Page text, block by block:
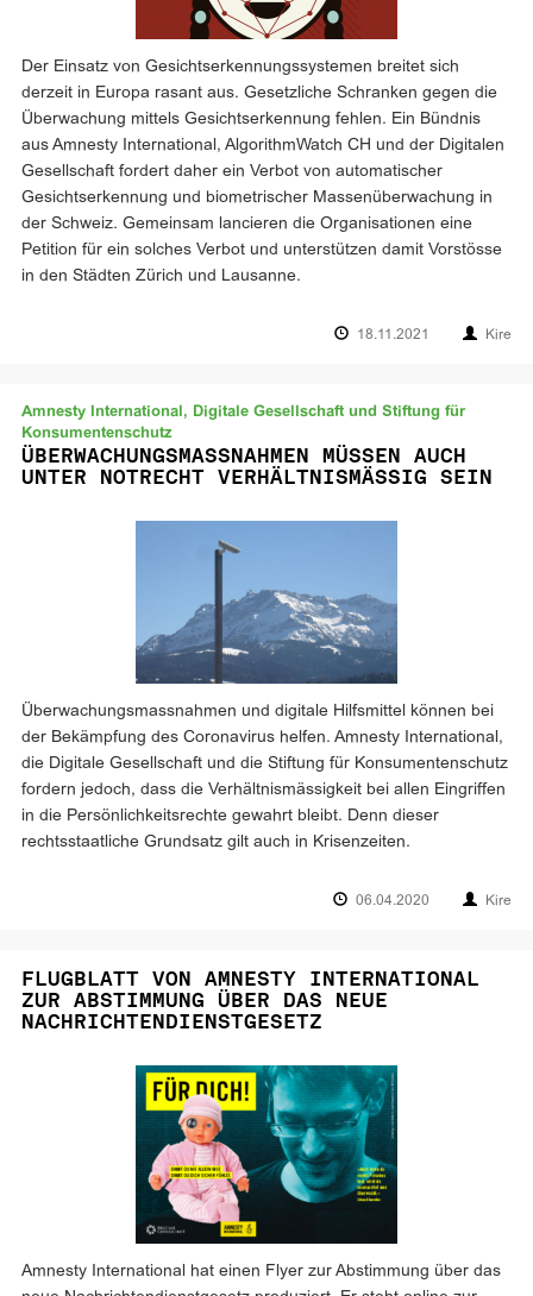
Der Einsatz von Gesichtserkennungssystemen breitet sich
derzeit in Europa rasant aus. Gesetzliche Schranken gegen die
Überwachung mittels Gesichtserkennung fehlen. Ein Bündnis
aus Amnesty International, AlgorithmWatch CH und der Digitalen
Gesellschaft fordert daher ein Verbot von automatischer
Gesichtserkennung und biometrischer Massenüberwachung in
der Schweiz. Gemeinsam lancieren die Organisationen eine
Petition für ein solches Verbot und unterstützen damit Vorstösse
in den Städten Zürich und Lausanne.
18.11.2021 Kire
Amnesty International, Digitale Gesellschaft und Stiftung für
Konsumentenschutz
ÜBERWACHUNGSMASSNAHMEN MÜSSEN AUCH
UNTER NOTRECHT VERHÄLTNISMÄSSIG SEIN
Überwachungsmassnahmen und digitale Hilfsmittel können bei
der Bekämpfung des Coronavirus helfen. Amnesty International,
die Digitale Gesellschaft und die Stiftung für Konsumentenschutz
fordern jedoch, dass die Verhältnismässigkeit bei allen Eingriffen
in die Persönlichkeitsrechte gewahrt bleibt. Denn dieser
rechtsstaatliche Grundsatz gilt auch in Krisenzeiten.
06.04.2020 Kire
FLUGBLATT VON AMNESTY INTERNATIONAL
ZUR ABSTIMMUNG ÜBER DAS NEUE
NACHRICHTENDIENSTGESETZ
Amnesty International hat einen Flyer zur Abstimmung über das